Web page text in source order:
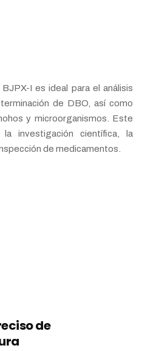
I es ideal para el análisis
de DBO, así como
y microorganismos. Este
investigación científica, la
de medicamentos.
de